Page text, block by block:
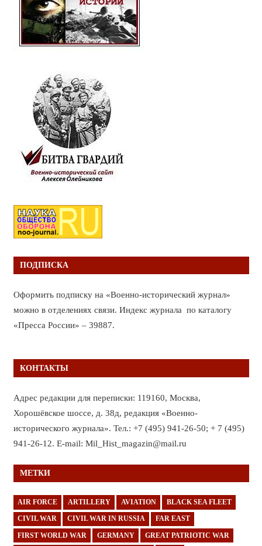
ПОДПИСКА
Оформить подписку на «Военно-исторический журнал»
можно в отделениях связи. Индекс журнала по каталогу
«Пресса России» – 39887.
КОНТАКТЫ
Адрес редакции для переписки: 119160, Москва,
Хорошёвское шоссе, д. 38д, редакция «Военно-
исторического журнала». Тел.: +7 (495) 941-26-50; + 7 (495)
941-26-12. E-mail: Mil_Hist_magazin@mail.ru
МЕТКИ
AIR FORCE ARTILLERY AVIATION BLACK SEA FLEET
CIVIL WAR CIVIL WAR IN RUSSIA FAR EAST
FIRST WORLD WAR GERMANY GREAT PATRIOTIC WAR